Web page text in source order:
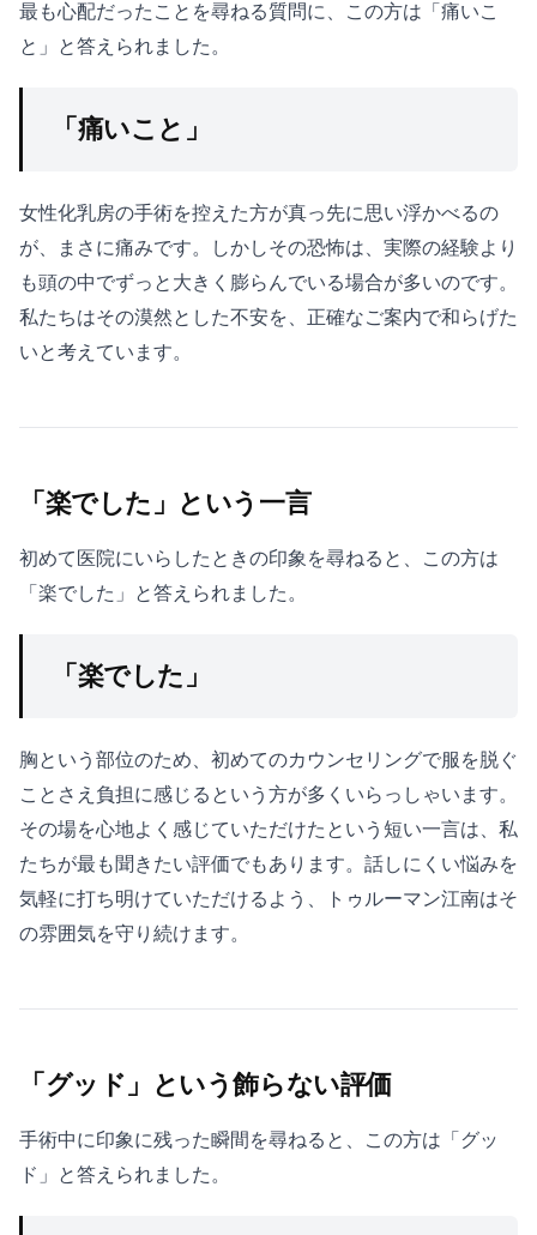
最も心配だったことを尋ねる質問に、この方は「痛いこ
と」と答えられました。
「痛いこと」
女性化乳房の手術を控えた方が真っ先に思い浮かべるの
が、まさに痛みです。しかしその恐怖は、実際の経験より
も頭の中でずっと大きく膨らんでいる場合が多いのです。
私たちはその漠然とした不安を、正確なご案内で和らげた
いと考えています。
「楽でした」という一言
初めて医院にいらしたときの印象を尋ねると、この方は
「楽でした」と答えられました。
「楽でした」
胸という部位のため、初めてのカウンセリングで服を脱ぐ
ことさえ負担に感じるという方が多くいらっしゃいます。
その場を心地よく感じていただけたという短い一言は、私
たちが最も聞きたい評価でもあります。話しにくい悩みを
気軽に打ち明けていただけるよう、トゥルーマン江南はそ
の雰囲気を守り続けます。
「グッド」という飾らない評価
手術中に印象に残った瞬間を尋ねると、この方は「グッ
ド」と答えられました。